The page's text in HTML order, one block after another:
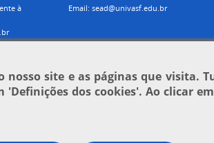
à
Email: sead@univasf.edu.br
site e as páginas que visita.
'Definições dos cookies'. Ao clicar em